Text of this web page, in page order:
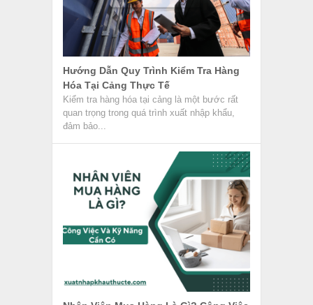
Hướng Dẫn Quy Trình Kiểm Tra Hàng
Hóa Tại Cảng Thực Tế
Kiểm tra hàng hóa tại cảng là một bước rất
quan trọng trong quá trình xuất nhập khẩu,
đảm bảo...